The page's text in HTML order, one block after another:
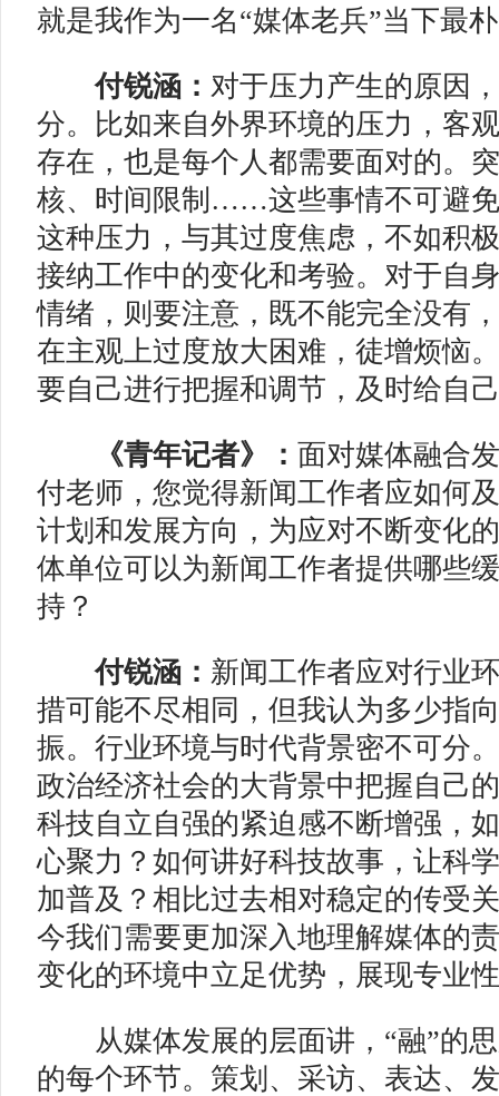
就是我作为一名“媒体老兵”当下最
付锐涵： 对于压力产生的原因
分。比如来自外界环境的压力，客
存在，也是每个人都需要面对的。
核、时间限制……这些事情不可避
这种压力，与其过度焦虑，不如积
接纳工作中的变化和考验。对于自
情绪，则要注意，既不能完全没有
在主观上过度放大困难，徒增烦恼
要自己进行把握和调节，及时给自
《青年记者》： 面对媒体融合
付老师，您觉得新闻工作者应如何
计划和发展方向，为应对不断变化
体单位可以为新闻工作者提供哪些
持 ？
付锐涵： 新闻工作者应对行业
措可能不尽相同，但我认为多少指
振。行业环境与时代背景密不可分
政治经济社会的大背景中把握自己
科技自立自强的紧迫感不断增强，
心聚力？如何讲好科技故事，让科
加普及？相比过去相对稳定的传受
今我们需要更加深入地理解媒体的
变化的环境中立足优势，展现专业
从媒体发展的层面讲，“融”的思
的每个环节。策划、采访、表达、